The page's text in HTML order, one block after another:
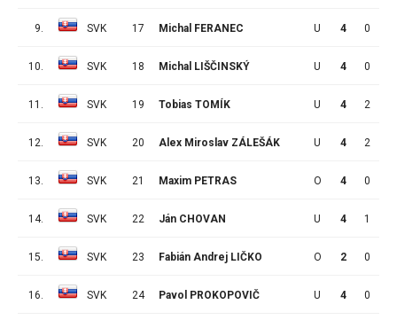
9. SVK 17 Michal FERANEC U 4 0
10. SVK 18 Michal LIŠČINSKÝ U 4 0
11. SVK 19 Tobias TOMÍK U 4 2
12. SVK 20 Alex Miroslav ZÁLEŠÁK U 4 2
13. SVK 21 Maxim PETRAS O 4 0
14. SVK 22 Ján CHOVAN U 4 1
15. SVK 23 Fabián Andrej LIČKO O 2 0
16. SVK 24 Pavol PROKOPOVIČ U 4 0